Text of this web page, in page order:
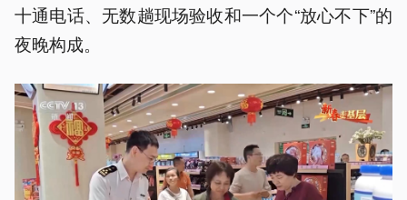
十通电话、无数趟现场验收和一个个“放心不下”的
夜晚构成。